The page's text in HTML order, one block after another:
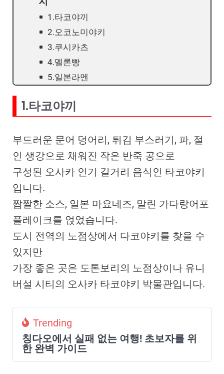
1.타코야끼
2.오코노미야키
3.쿠시카츠
4.멜론빵
5.일본라멘
1.타코야끼
부드러운 문어 덩어리, 튀김 부스러기, 파, 절
인 생강으로 채워진 작은 반죽 공으로
구성된 오사카 인기 길거리 음식인 타코야키
입니다.
짭짤한 소스, 일본 마요네즈, 말린 가다랑어포
플레이크를 얹었습니다.
도시 전역의 노점상에서 다코야키를 찾을 수
있지만
가장 좋은 곳은 도톤보리의 노점상이나 유니
버설 시티의 오사카 타코야키 박물관입니다.
Trending
칭다오에서 실패 없는 여행! 초보자를 위
한 완벽 가이드